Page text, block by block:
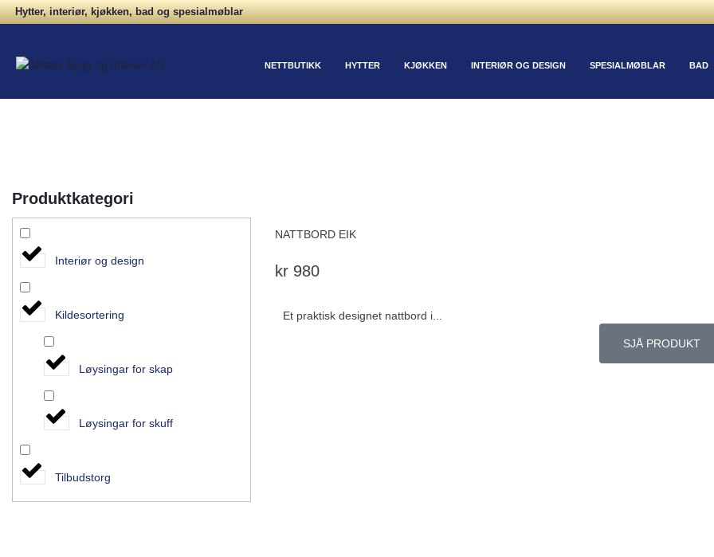
Hytter, interiør, kjøkken, bad og spesialmøblar
NETTBUTIKK HYTTER KJØKKEN INTERIØR OG DESIGN SPESIALMØBLAR BAD
Produktkategori
Interiør og design
Kildesortering
Løysingar for skap
Løysingar for skuff
Tilbudstorg
NATTBORD EIK
kr 980
Et praktisk designet nattbord i...
SJÅ PRODUKT